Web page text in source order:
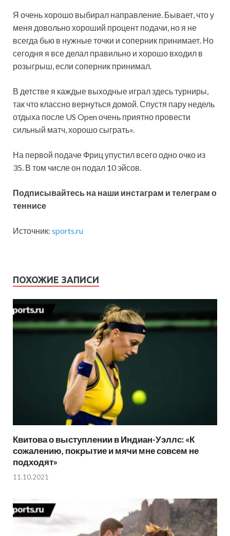
Я очень хорошо выбирал направление. Бывает, что у
меня довольно хороший процент подачи, но я не
всегда бью в нужные точки и соперник принимает. Но
сегодня я все делал правильно и хорошо входил в
розыгрыш, если соперник принимал.
В детстве я каждые выходные играл здесь турниры,
так что классно вернуться домой. Спустя пару недель
отдыха после US Open очень приятно провести
сильный матч, хорошо сыграть».
На первой подаче Фриц упустил всего одно очко из
35. В том числе он подал 10 эйсов.
Подписывайтесь на наши инстаграм и телеграм о
теннисе
Источник: sports.ru
ПОХОЖИЕ ЗАПИСИ
Квитова о выступлении в Индиан-Уэллс: «К
сожалению, покрытие и мячи мне совсем не
подходят»
11.10.2021